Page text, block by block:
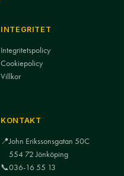
INTEGRITET
Integritetspolicy
Cookiepolicy
Villkor
KONTAKT
📍John Erikssonsgatan 50C
554 72 Jönköping
📞036-16 55 13